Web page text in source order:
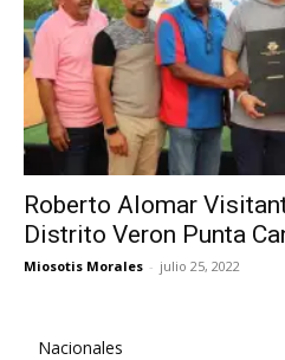
Roberto Alomar
Distrito Veron Punta
Miosotis Morales - julio 25, 2022
Nacionales